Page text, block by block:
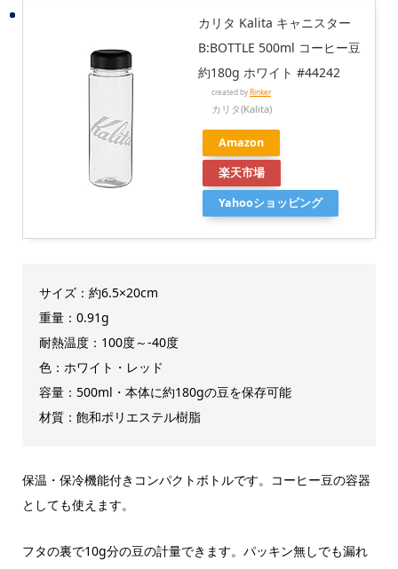
カリタ Kalita キャニスター
B:BOTTLE 500ml コーヒー豆
約180g ホワイト #44242
created byRinker
カリタ(Kalita)
Amazon
楽天市場
Yahooショッピング
サイズ：約6.5×20cm
重量：0.91g
耐熱温度：100度～-40度
色：ホワイト・レッド
容量：500ml・本体に約180gの豆を保存可能
材質：飽和ポリエステル樹脂
保温・保冷機能付きコンパクトボトルです。コーヒー豆の容器
としても使えます。
フタの裏で10g分の豆の計量できます。パッキン無しでも漏れ